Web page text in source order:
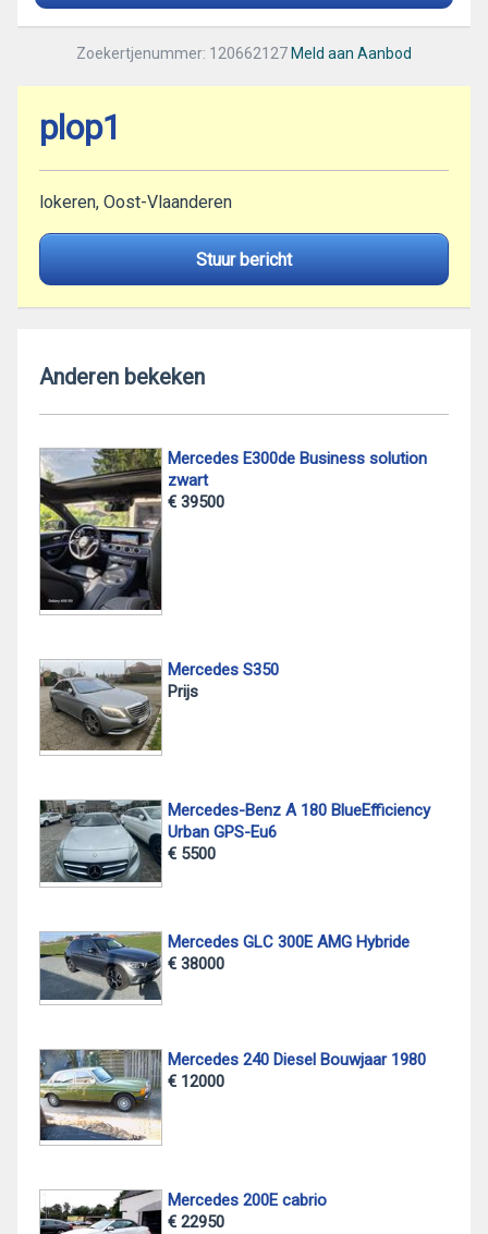
Zoekertjenummer: 120662127 Meld aan Aanbod
plop1
lokeren, Oost-Vlaanderen
Stuur bericht
Anderen bekeken
Mercedes E300de Business solution
zwart
€ 39500
Mercedes S350
Prijs
Mercedes-Benz A 180 BlueEfficiency
Urban GPS-Eu6
€ 5500
Mercedes GLC 300E AMG Hybride
€ 38000
Mercedes 240 Diesel Bouwjaar 1980
€ 12000
Mercedes 200E cabrio
€ 22950